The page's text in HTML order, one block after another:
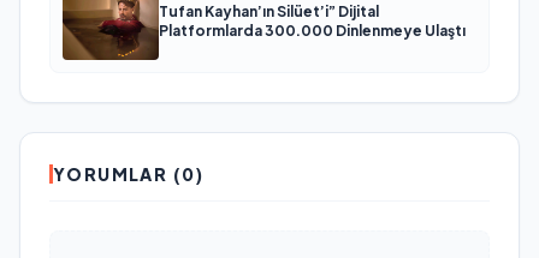
Tufan Kayhan’ın Silüet’i” Dijital
Platformlarda 300.000 Dinlenmeye Ulaştı
YORUMLAR (0)